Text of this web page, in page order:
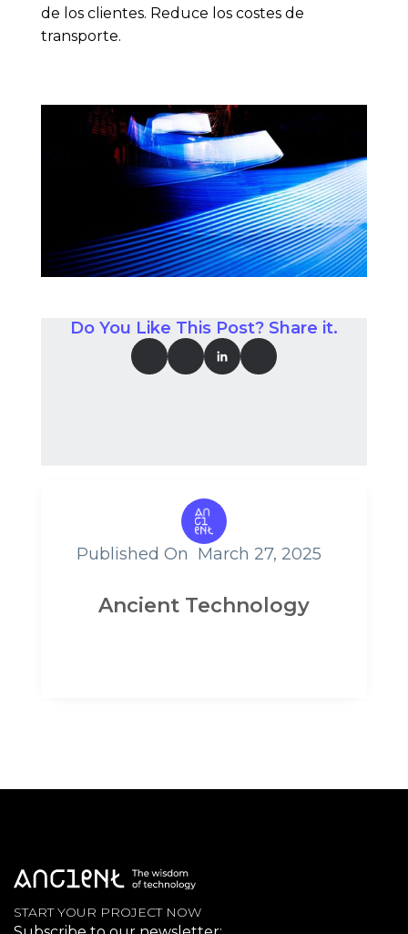
de los clientes. Reduce los costes de
transporte.
Do You Like This Post? Share it.
Published On March 27, 2025
Ancient Technology
START YOUR PROJECT NOW